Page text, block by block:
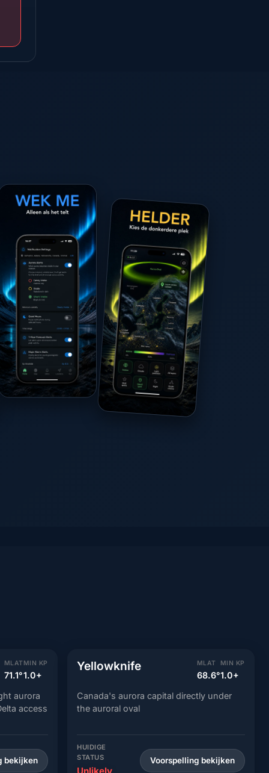
MLAT
71.1°
MIN KP
1.0+
aurora
access
bekijken
Yellowknife MLAT
68.6°
MIN KP
1.0+
Canada's aurora capital directly under
the auroral oval
HUIDIGE
STATUS
Voorspelling bekijken